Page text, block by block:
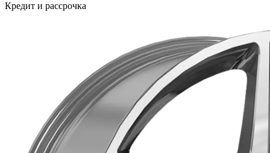
Кредит и рассрочка